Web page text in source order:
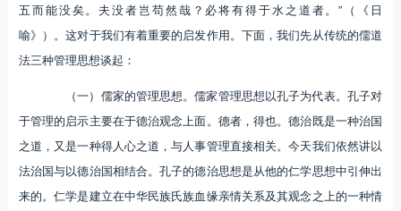
五而能没矣。夫没者岂苟然哉？必将有得于水之道者。”（《日
喻》）。这对于我们有着重要的启发作用。下面，我们先从传统的儒道
法三种管理思想谈起：
（一）儒家的管理思想。儒家管理思想以孔子为代表。孔子对
于管理的启示主要在于德治观念上面。德者，得也。德治既是一种治国
之道，又是一种得人心之道，与人事管理直接相关。今天我们依然讲以
法治国与以德治国相结合。孔子的德治思想是从他的仁学思想中引伸出
来的。仁学是建立在中华民族氏族血缘亲情关系及其观念之上的一种情